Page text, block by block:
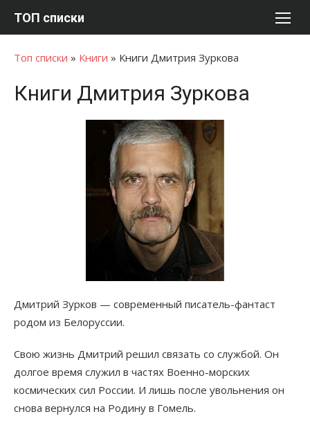
ТОП списки
Топ списки » Книги » Книги Дмитрия Зуркова
Книги Дмитрия Зуркова
Дмитрий Зурков — современный писатель-фантаст
родом из Белоруссии.
Свою жизнь Дмитрий решил связать со службой. Он
долгое время служил в частях Военно-морских
космических сил России. И лишь после увольнения он
снова вернулся на Родину в Гомель.